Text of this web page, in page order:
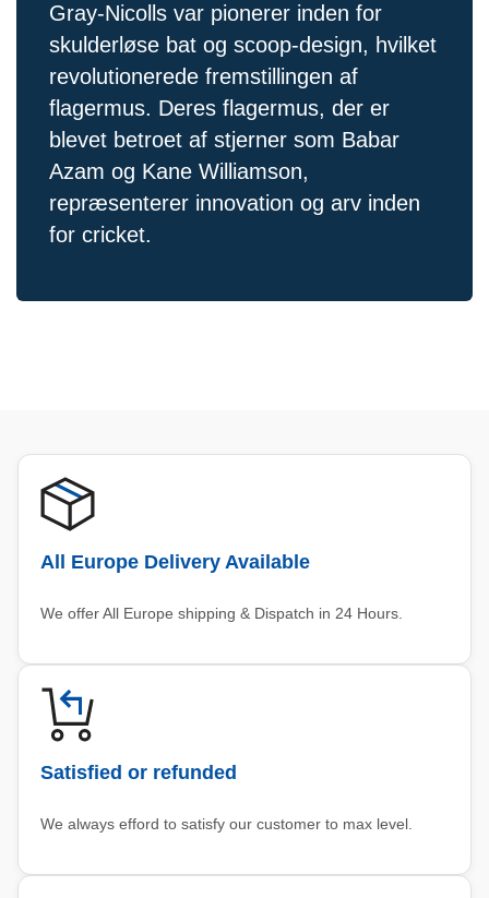
Gray-Nicolls var pionerer inden for
skulderløse bat og scoop-design, hvilket
revolutionerede fremstillingen af ​​
flagermus. Deres flagermus, der er
blevet betroet af stjerner som Babar
Azam og Kane Williamson,
repræsenterer innovation og arv inden
for cricket.
All Europe Delivery Available
We offer All Europe shipping & Dispatch in 24 Hours.
Satisfied or refunded
We always efford to satisfy our customer to max level.